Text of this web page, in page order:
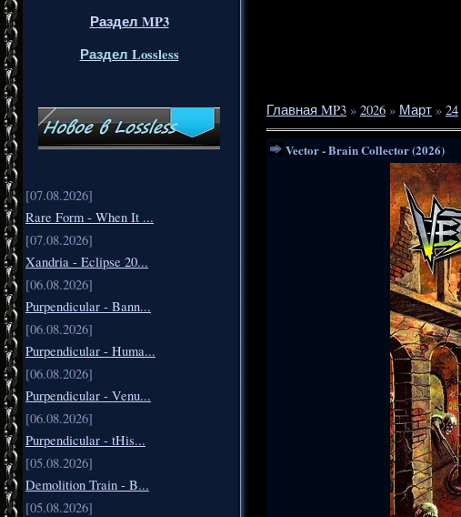
Раздел MP3
Раздел Lossless
[07.08.2026]
Rare Form - When It ...
[07.08.2026]
Xandria - Eclipse 20...
[06.08.2026]
Purpendicular - Bann...
[06.08.2026]
Purpendicular - Huma...
[06.08.2026]
Purpendicular - Venu...
[06.08.2026]
Purpendicular - tHis...
[05.08.2026]
Demolition Train - B...
[05.08.2026]
Главная MP3 » 2026 » Март » 24
Vector - Brain Collector (2026)